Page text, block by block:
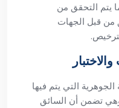
يتم التحقق من
من قبل الجهات
التي يتم فيها
وهي تضمن أن السائق